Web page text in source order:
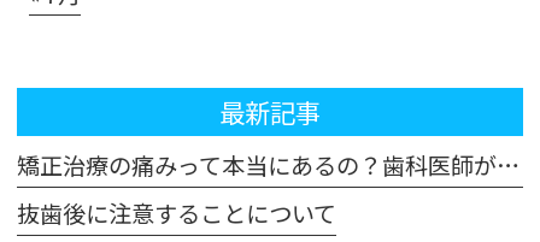
最新記事
矯正治療の痛みって本当にあるの？歯科医師が解説！体験談も交えてご紹介します
抜歯後に注意することについて